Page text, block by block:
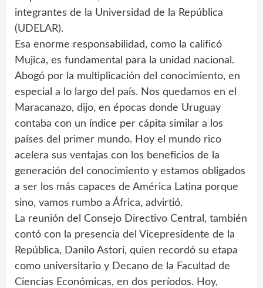
integrantes de la Universidad de la República
(UDELAR).
Esa enorme responsabilidad, como la calificó
Mujica, es fundamental para la unidad nacional.
Abogó por la multiplicación del conocimiento, en
especial a lo largo del país. Nos quedamos en el
Maracanazo, dijo, en épocas donde Uruguay
contaba con un índice per cápita similar a los
países del primer mundo. Hoy el mundo rico
acelera sus ventajas con los beneficios de la
generación del conocimiento y estamos obligados
a ser los más capaces de América Latina porque
sino, vamos rumbo a África, advirtió.
La reunión del Consejo Directivo Central, también
contó con la presencia del Vicepresidente de la
República, Danilo Astori, quien recordó su etapa
como universitario y Decano de la Facultad de
Ciencias Económicas, en dos períodos. Hoy,